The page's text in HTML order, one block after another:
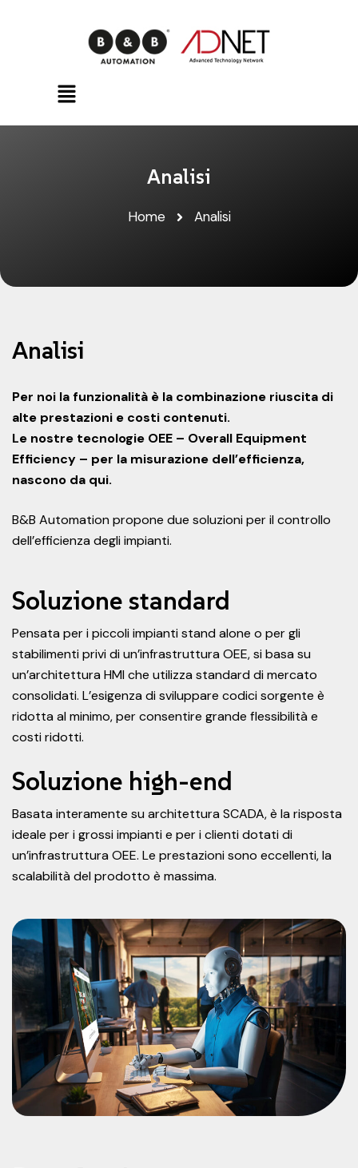
Analisi
Home Analisi
Analisi
Per noi la funzionalità è la combinazione riuscita di
alte prestazioni e costi contenuti.
Le nostre tecnologie OEE – Overall Equipment
Efficiency – per la misurazione dell’efficienza,
nascono da qui.
B&B Automation propone due soluzioni per il controllo
dell’efficienza degli impianti.
Soluzione standard
Pensata per i piccoli impianti stand alone o per gli
stabilimenti privi di un’infrastruttura OEE, si basa su
un’architettura HMI che utilizza standard di mercato
consolidati. L’esigenza di sviluppare codici sorgente è
ridotta al minimo, per consentire grande flessibilità e
costi ridotti.
Soluzione high-end
Basata interamente su architettura SCADA, è la risposta
ideale per i grossi impianti e per i clienti dotati di
un’infrastruttura OEE. Le prestazioni sono eccellenti, la
scalabilità del prodotto è massima.